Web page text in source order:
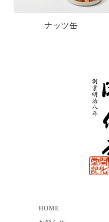
ナッツ缶
HOME